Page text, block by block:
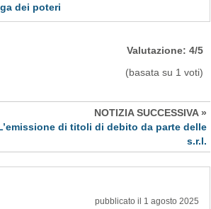
dei poteri
Valutazione: 4/5
(basata su 1 voti)
NOTIZIA SUCCESSIVA »
di titoli di debito da parte delle
s.r.l.
pubblicato il 1 agosto 2025